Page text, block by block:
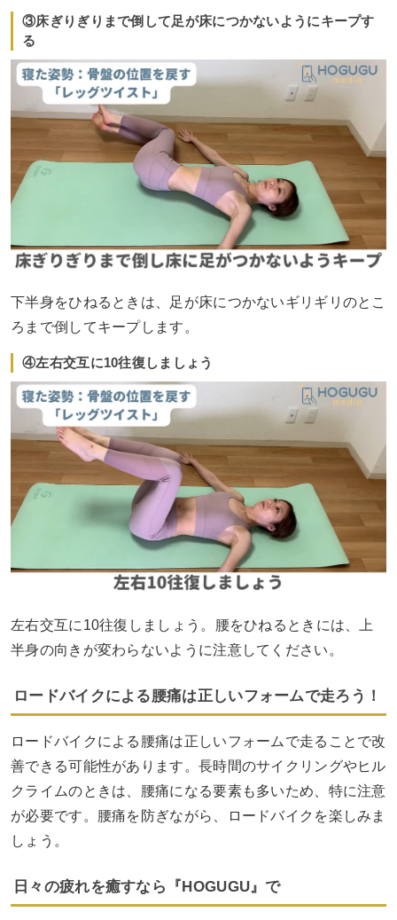
③床ぎりぎりまで倒して足が床につかないようにキープす
る
下半身をひねるときは、足が床につかないギリギリのとこ
ろまで倒してキープします。
④左右交互に10往復しましょう
左右交互に10往復しましょう。腰をひねるときには、上
半身の向きが変わらないように注意してください。
ロードバイクによる腰痛は正しいフォームで走ろう！
ロードバイクによる腰痛は正しいフォームで走ることで改
善できる可能性があります。長時間のサイクリングやヒル
クライムのときは、腰痛になる要素も多いため、特に注意
が必要です。腰痛を防ぎながら、ロードバイクを楽しみま
しょう。
日々の疲れを癒すなら『HOGUGU』で